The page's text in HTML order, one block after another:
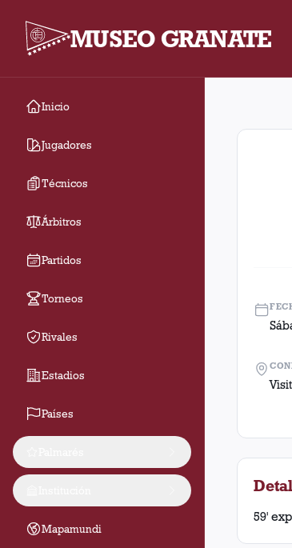
MUSEO GRANATE
Inicio
Jugadores
Técnicos
Árbitros
Partidos
Torneos
Rivales
Estadios
Países
Mapamundi
Fecha
59'